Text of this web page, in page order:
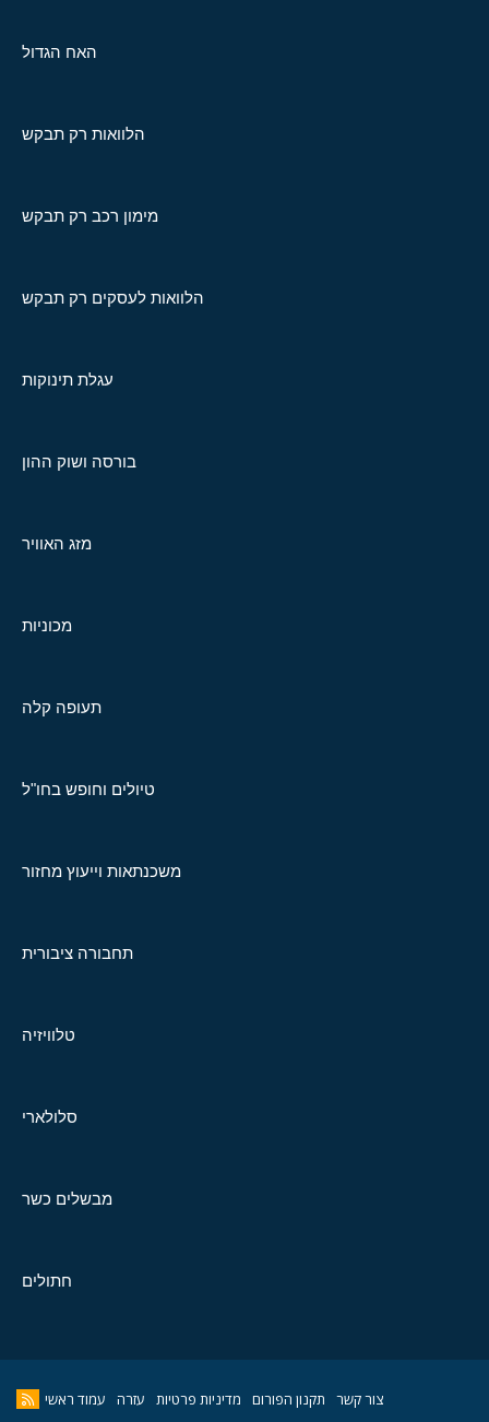
האח הגדול
הלוואות רק תבקש
מימון רכב רק תבקש
הלוואות לעסקים רק תבקש
עגלת תינוקות
בורסה ושוק ההון
מזג האוויר
מכוניות
תעופה קלה
טיולים וחופש בחו"ל
משכנתאות וייעוץ מחזור
תחבורה ציבורית
טלוויזיה
סלולארי
מבשלים כשר
חתולים
צור קשר תקנון הפורום מדיניות פרטיות עזרה עמוד ראשי